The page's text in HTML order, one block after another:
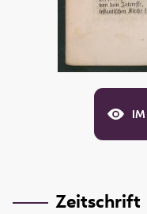
IM
Zeitschrift